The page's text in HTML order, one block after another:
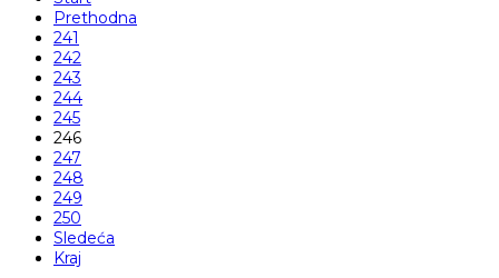
Prethodna
241
242
243
244
245
246
247
248
249
250
Sledeća
Kraj